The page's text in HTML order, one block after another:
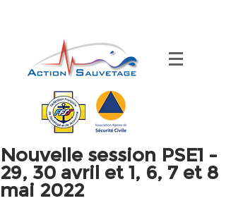
Nouvelle session PSE1 -
29, 30 avril et 1, 6, 7 et 8
mai 2022